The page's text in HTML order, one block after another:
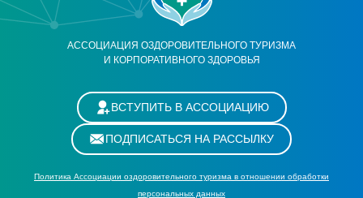
АССОЦИАЦИЯ ОЗДОРОВИТЕЛЬНОГО ТУРИЗМА
И КОРПОРАТИВНОГО ЗДОРОВЬЯ
ВСТУПИТЬ В АССОЦИАЦИЮ
ПОДПИСАТЬСЯ НА РАССЫЛКУ
Политика Ассоциации оздоровительного туризма в отношении обработки
персональных данных